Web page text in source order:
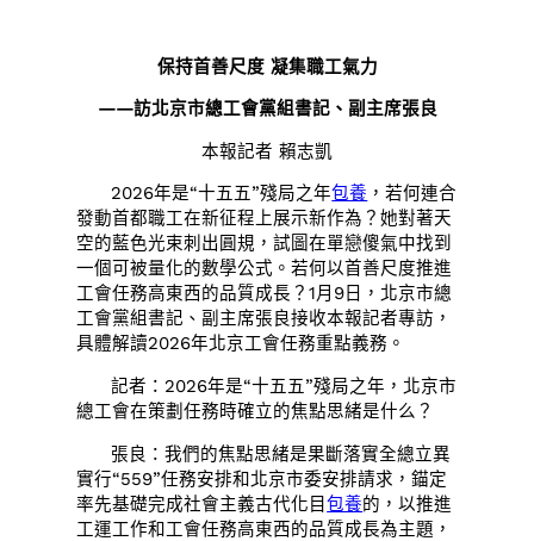
保持首善尺度 凝集職工氣力
——訪北京市總工會黨組書記、副主席張良
本報記者 賴志凱
2026年是“十五五”殘局之年包養 ，若何連合
發動首都職工在新征程上展示新作為？她對著天
空的藍色光束刺出圓規，試圖在單戀傻氣中找到
一個可被量化的數學公式。若何以首善尺度推進
工會任務高東西的品質成長？1月9日，北京市總
工會黨組書記、副主席張良接收本報記者專訪，
具體解讀2026年北京工會任務重點義務。
記者：2026年是“十五五”殘局之年，北京市
總工會在策劃任務時確立的焦點思緒是什么？
張良：我們的焦點思緒是果斷落實全總立異
實行“559”任務安排和北京市委安排請求，錨定
率先基礎完成社會主義古代化目包養的，以推進
工運工作和工會任務高東西的品質成長為主題，